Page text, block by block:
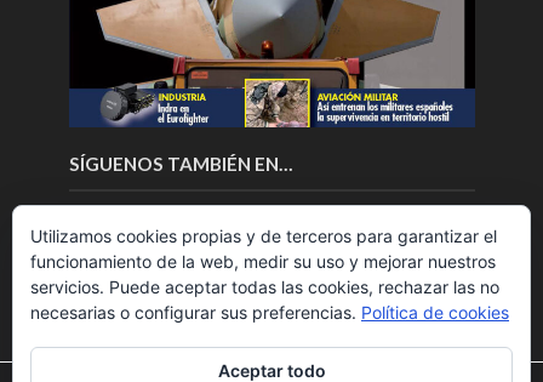
SÍGUENOS TAMBIÉN EN…
Utilizamos cookies propias y de terceros para garantizar el
funcionamiento de la web, medir su uso y mejorar nuestros
servicios. Puede aceptar todas las cookies, rechazar las no
necesarias o configurar sus preferencias. Política de cookies
Aceptar todo